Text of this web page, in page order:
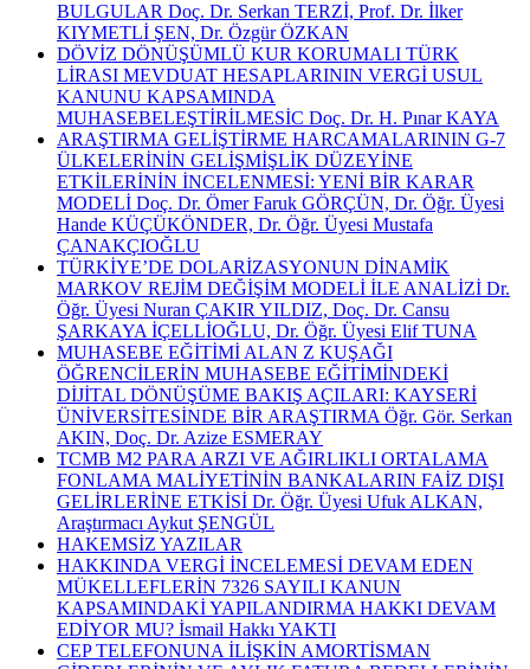
BULGULAR Doç. Dr. Serkan TERZİ, Prof. Dr. İlker
KIYMETLİ ŞEN, Dr. Özgür ÖZKAN
DÖVİZ DÖNÜŞÜMLÜ KUR KORUMALI TÜRK
LİRASI MEVDUAT HESAPLARININ VERGİ USUL
KANUNU KAPSAMINDA
MUHASEBELEŞTİRİLMESİC Doç. Dr. H. Pınar KAYA
ARAŞTIRMA GELİŞTİRME HARCAMALARININ G-7
ÜLKELERİNİN GELİŞMİŞLİK DÜZEYİNE
ETKİLERİNİN İNCELENMESİ: YENİ BİR KARAR
MODELİ Doç. Dr. Ömer Faruk GÖRÇÜN, Dr. Öğr. Üyesi
Hande KÜÇÜKÖNDER, Dr. Öğr. Üyesi Mustafa
ÇANAKÇIOĞLU
TÜRKİYE’DE DOLARİZASYONUN DİNAMİK
MARKOV REJİM DEĞİŞİM MODELİ İLE ANALİZİ Dr.
Öğr. Üyesi Nuran ÇAKIR YILDIZ, Doç. Dr. Cansu
ŞARKAYA İÇELLİOĞLU, Dr. Öğr. Üyesi Elif TUNA
MUHASEBE EĞİTİMİ ALAN Z KUŞAĞI
ÖĞRENCİLERİN MUHASEBE EĞİTİMİNDEKİ
DİJİTAL DÖNÜŞÜME BAKIŞ AÇILARI: KAYSERİ
ÜNİVERSİTESİNDE BİR ARAŞTIRMA Öğr. Gör. Serkan
AKIN, Doç. Dr. Azize ESMERAY
TCMB M2 PARA ARZI VE AĞIRLIKLI ORTALAMA
FONLAMA MALİYETİNİN BANKALARIN FAİZ DIŞI
GELİRLERİNE ETKİSİ Dr. Öğr. Üyesi Ufuk ALKAN,
Araştırmacı Aykut ŞENGÜL
HAKEMSİZ YAZILAR
HAKKINDA VERGİ İNCELEMESİ DEVAM EDEN
MÜKELLEFLERİN 7326 SAYILI KANUN
KAPSAMINDAKİ YAPILANDIRMA HAKKI DEVAM
EDİYOR MU? İsmail Hakkı YAKTI
CEP TELEFONUNA İLİŞKİN AMORTİSMAN